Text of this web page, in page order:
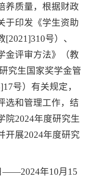
养质量，根据财政
于印发《学生资助
号）、
金评审方法》（教
究生国家奖学金管
号）有关规定，
选和管理工作，结
院2024年度研究生
开展2024年度研究
——2024年10月15